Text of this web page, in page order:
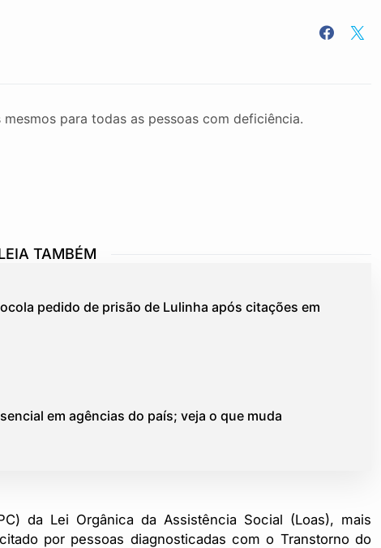
para todas as pessoas com deficiência.
TAMBÉM
pedido de prisão de Lulinha após citações em
em agências do país; veja o que muda
da Lei Orgânica da Assistência Social (Loas), mais
por pessoas diagnosticadas com o Transtorno do